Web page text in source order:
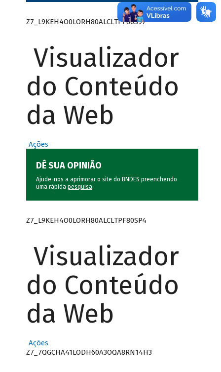
Z7_L9KEH4O0LORH80ALCLTPF80S97
Visualizador
do Conteúdo
da Web
Ações
DÊ SUA OPINIÃO
Ajude-nos a aprimorar o site do BNDES preenchendo
uma rápida pesquisa.
Z7_L9KEH4O0LORH80ALCLTPF80SP4
Visualizador
do Conteúdo
da Web
Ações
Z7_7QGCHA41LODH60A3OQA8RN14H3